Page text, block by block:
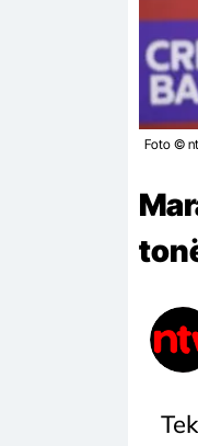
Foto ©